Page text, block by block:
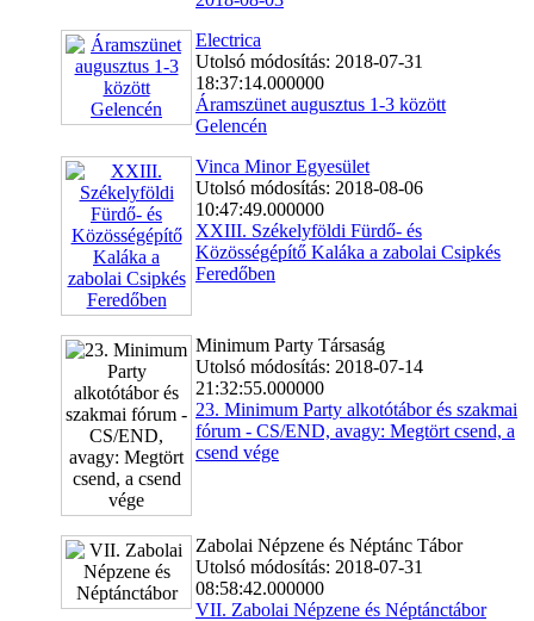
Electrica
Utolsó módosítás: 2018-07-31
18:37:14.000000
Áramszünet augusztus 1-3 között
Gelencén
Vinca Minor Egyesület
Utolsó módosítás: 2018-08-06
10:47:49.000000
XXIII. Székelyföldi Fürdő- és
Közösségépítő Kaláka a zabolai Csipkés
Feredőben
Minimum Party Társaság
Utolsó módosítás: 2018-07-14
21:32:55.000000
23. Minimum Party alkotótábor és szakmai
fórum - CS/END, avagy: Megtört csend, a
csend vége
Zabo­lai Nép­zene és Nép­tánc Tábor
Utolsó módosítás: 2018-07-31
08:58:42.000000
VII. Zabolai Népzene és Néptánctábor